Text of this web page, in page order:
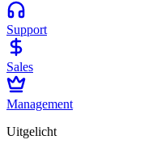
Support
Sales
Management
Uitgelicht